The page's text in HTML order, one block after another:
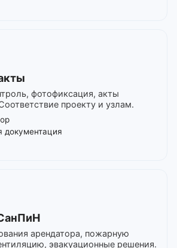
фотофиксация, акты
проекту и узлам.
документация
арендатора, пожарную
эвакуационные решения.